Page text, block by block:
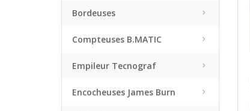
Bordeuses
Compteuses B.MATIC
Empileur Tecnograf
Encocheuses James Burn